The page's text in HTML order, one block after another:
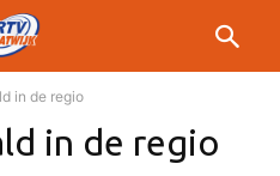
in de regio
in de regio